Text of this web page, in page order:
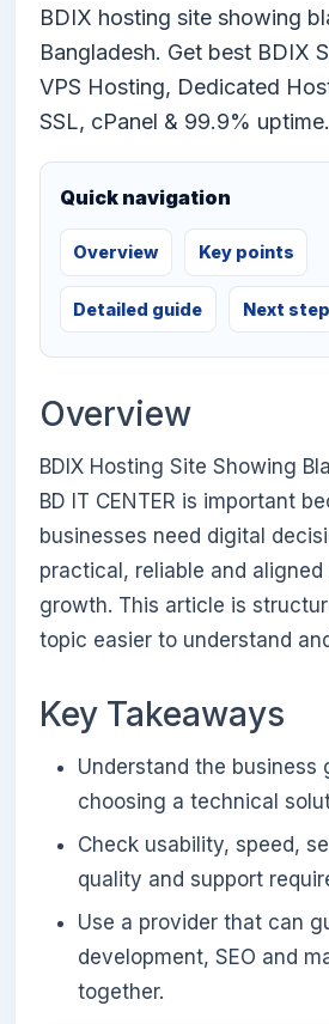
BDIX hosting site showing
Bangladesh. Get best BDIX
VPS Hosting, Dedicated
SSL, cPanel & 99.9% uptime.
Quick navigation
Overview Key points
Detailed guide Next step
Overview
BDIX Hosting Site Showing
BD IT CENTER is important
businesses need digital
practical, reliable and
growth. This article is
topic easier to understand
Key Takeaways
Understand the business
choosing a technical
Check usability, speed,
quality and support
Use a provider that can
development, SEO and
together.